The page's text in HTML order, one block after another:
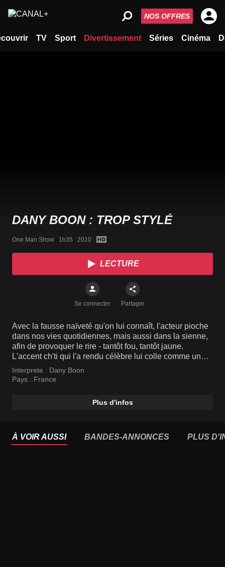
TV Sport Divertissement Séries Cinéma
NOS OFFRES
DANY BOON : TROP STYLÉ
One Man Show   1h35   2010
LECTURE
Se connecter Partager
Avec la fausse naïveté qu'on lui connaît, l'acteur pioche
dans nos vies quotidiennes, mais aussi dans la sienne,
afin de provoquer le rire - tantôt fou, tantôt jaune.
L'accent ch'ti qui l'a rendu célèbre lui colle comme un
gant et il se moque un peu de sa soudaine notoriété.
L'attente à la poste, les péages, la disparition de
moulinette «boonesque». Il n'hésite pas, également, à
Smith, les coulisses de «Bienvenue chez les Ch'tis» et
la réaction de sa maman face au succès du film.
Interprete : Dany Boon
Pays : France
Plus d'infos
À VOIR AUSSI BANDES-ANNONCES PLUS